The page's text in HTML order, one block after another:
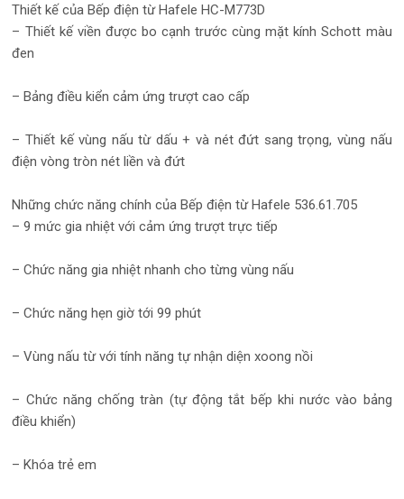
Thiết kế của Bếp điện từ Hafele HC-M773D
– Thiết kế viền được bo cạnh trước cùng mặt kính Schott màu
đen
– Bảng điều kiển cảm ứng trượt cao cấp
– Thiết kế vùng nấu từ dấu + và nét đứt sang trọng, vùng nấu
điện vòng tròn nét liền và đứt
Những chức năng chính của Bếp điện từ Hafele 536.61.705
– 9 mức gia nhiệt với cảm ứng trượt trực tiếp
– Chức năng gia nhiệt nhanh cho từng vùng nấu
– Chức năng hẹn giờ tới 99 phút
– Vùng nấu từ với tính năng tự nhận diện xoong nồi
– Chức năng chống tràn (tự động tắt bếp khi nước vào bảng
điều khiển)
– Khóa trẻ em